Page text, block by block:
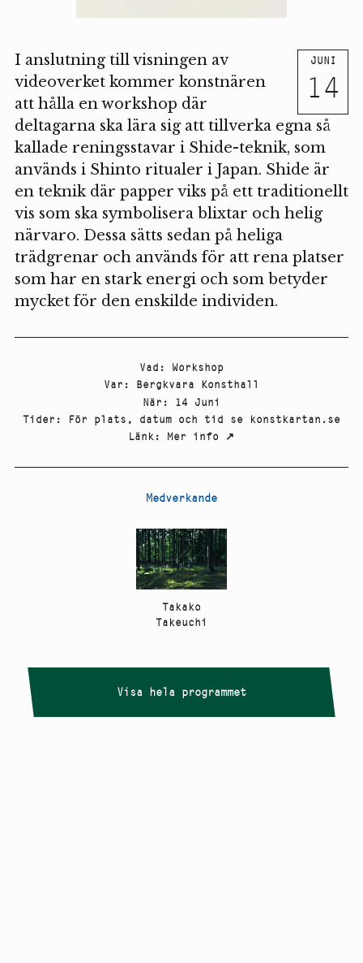
JUNI
14
I anslutning till visningen av
videoverket kommer konstnären
att hålla en workshop där
deltagarna ska lära sig att tillverka egna så
kallade reningsstavar i Shide-teknik, som
används i Shinto ritualer i Japan. Shide är
en teknik där papper viks på ett traditionellt
vis som ska symbolisera blixtar och helig
närvaro. Dessa sätts sedan på heliga
trädgrenar och används för att rena platser
som har en stark energi och som betyder
mycket för den enskilde individen.
Vad : Workshop
Var : Bergkvara Konsthall
När : 14 Juni
Tider :
För plats, datum och tid se konstkartan.se
Länk: Mer info ↗
Medverkande
Takako
Takeuchi
Visa hela programmet